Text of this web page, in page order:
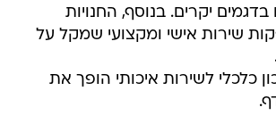
יקרים. בנוסף, החנויות
שירות אישי ומקצועי שמקל על
כלכלי לשירות איכותי הופך את